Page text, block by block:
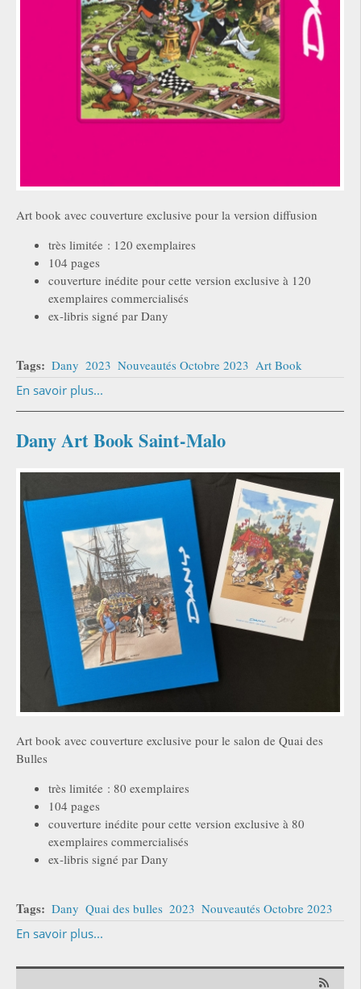
Art book avec couverture exclusive pour la version diffusion
très limitée : 120 exemplaires
104 pages
couverture inédite pour cette version exclusive à 120
exemplaires commercialisés
ex-libris signé par Dany
Tags: Dany 2023 Nouveautés Octobre 2023 Art Book
En savoir plus...
Dany Art Book Saint-Malo
Art book avec couverture exclusive pour le salon de Quai des
Bulles
très limitée : 80 exemplaires
104 pages
couverture inédite pour cette version exclusive à 80
exemplaires commercialisés
ex-libris signé par Dany
Tags: Dany Quai des bulles 2023 Nouveautés Octobre 2023
En savoir plus...